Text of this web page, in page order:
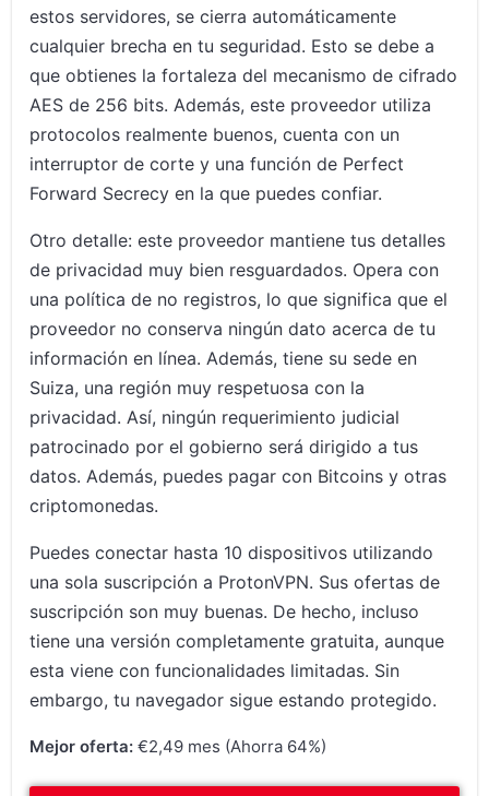
estos servidores, se cierra automáticamente
cualquier brecha en tu seguridad. Esto se debe a
que obtienes la fortaleza del mecanismo de cifrado
AES de 256 bits. Además, este proveedor utiliza
protocolos realmente buenos, cuenta con un
interruptor de corte y una función de Perfect
Forward Secrecy en la que puedes confiar.
Otro detalle: este proveedor mantiene tus detalles
de privacidad muy bien resguardados. Opera con
una política de no registros, lo que significa que el
proveedor no conserva ningún dato acerca de tu
información en línea. Además, tiene su sede en
Suiza, una región muy respetuosa con la
privacidad. Así, ningún requerimiento judicial
patrocinado por el gobierno será dirigido a tus
datos. Además, puedes pagar con Bitcoins y otras
criptomonedas.
Puedes conectar hasta 10 dispositivos utilizando
una sola suscripción a ProtonVPN. Sus ofertas de
suscripción son muy buenas. De hecho, incluso
tiene una versión completamente gratuita, aunque
esta viene con funcionalidades limitadas. Sin
embargo, tu navegador sigue estando protegido.
Mejor oferta: €2,49 mes (Ahorra 64%)